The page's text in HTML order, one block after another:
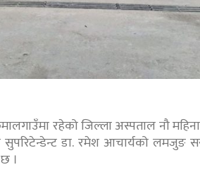
रहेको जिल्ला अस्पताल नौ
डा. रमेश आचार्यको लमजुङ
।